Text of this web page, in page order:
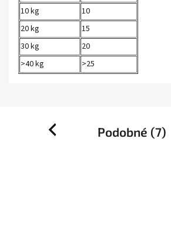
10 kg
10
20 kg
15
30 kg
20
>40 kg
>25
Podobné (7)
Previous